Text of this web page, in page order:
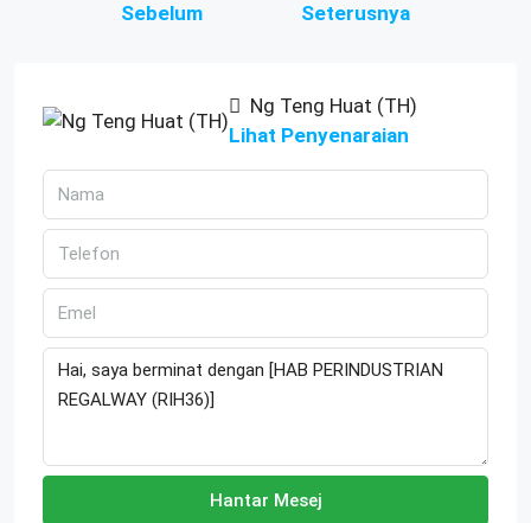
Sebelum Seterusnya
Ng Teng Huat (TH)
Lihat Penyenaraian
Hantar Mesej